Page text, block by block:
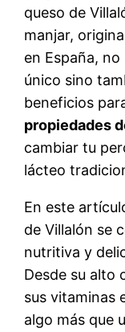
queso de
manjar,
en España,
único sino
beneficios
propiedades
cambiar tu
lácteo
En este
de Villalón se
nutritiva y
Desde su alto
sus vitaminas
algo más que